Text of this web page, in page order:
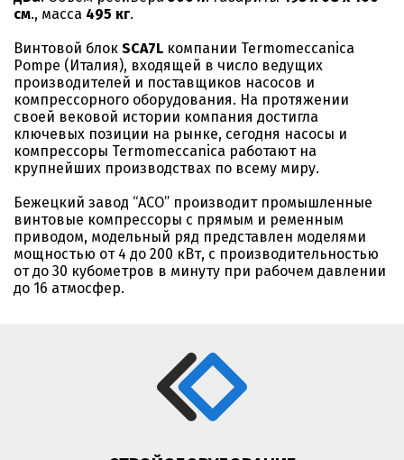
см., масса 495 кг.
Винтовой блок SCA7L компании Termomeccanica
Pompe (Италия), входящей в число ведущих
производителей и поставщиков насосов и
компрессорного оборудования. На протяжении
своей вековой истории компания достигла
ключевых позиции на рынке, сегодня насосы и
компрессоры Termomeccanica работают на
крупнейших производствах по всему миру.
Бежецкий завод “АСО” производит промышленные
винтовые компрессоры с прямым и ременным
приводом, модельный ряд представлен моделями
мощностью от 4 до 200 кВт, с производительностью
от до 30 кубометров в минуту при рабочем давлении
до 16 атмосфер.